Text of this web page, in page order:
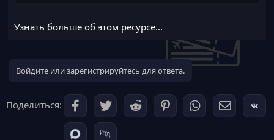
Узнать больше об этом ресурсе...
Войдите или зарегистрируйтесь для ответа.
Поделиться: